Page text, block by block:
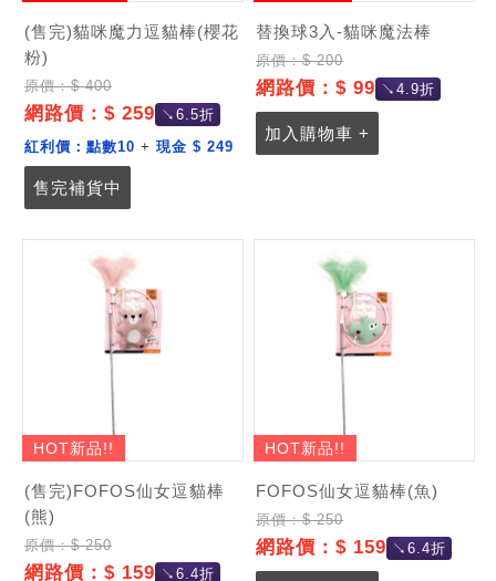
(售完)貓咪魔力逗貓棒(櫻花
粉)
原價：$ 400
網路價：$ 259 ↘6.5折
紅利價： 點數10 + 現金 $ 249
售完補貨中
替換球3入-貓咪魔法棒
原價：$ 200
網路價：$ 99 ↘4.9折
加入購物車 +
HOT新品!!
(售完)FOFOS仙女逗貓棒
(熊)
原價：$ 250
網路價：$ 159 ↘6.4折
HOT新品!!
FOFOS仙女逗貓棒(魚)
原價：$ 250
網路價：$ 159 ↘6.4折